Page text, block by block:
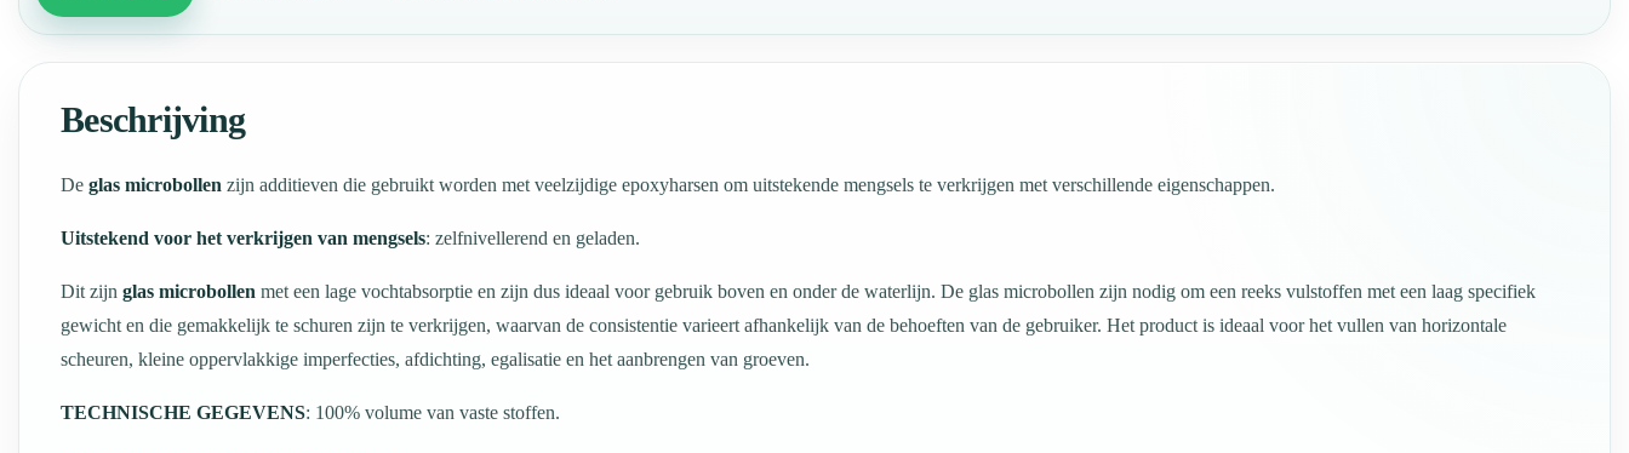
Beschrijving
De glas microbollen zijn additieven die gebruikt worden met veelzijdige epoxyharsen om uitstekende mengsels te verkrijgen met verschillende eigenschappen.
Uitstekend voor het verkrijgen van mengsels: zelfnivellerend en geladen.
Dit zijn glas microbollen met een lage vochtabsorptie en zijn dus ideaal voor gebruik boven en onder de waterlijn. De glas microbollen zijn nodig om een reeks vulstoffen met een laag specifiek
gewicht en die gemakkelijk te schuren zijn te verkrijgen, waarvan de consistentie varieert afhankelijk van de behoeften van de gebruiker. Het product is ideaal voor het vullen van horizontale
scheuren, kleine oppervlakkige imperfecties, afdichting, egalisatie en het aanbrengen van groeven.
TECHNISCHE GEGEVENS: 100% volume van vaste stoffen.